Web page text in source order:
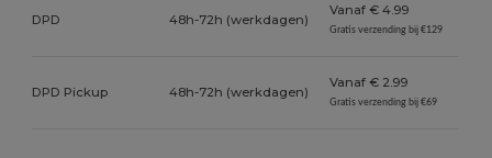
DPD 48h-72h (werkdagen)
Vanaf € 4.99
Gratis verzending bij €129
DPD Pickup 48h-72h (werkdagen)
Vanaf € 2.99
Gratis verzending bij €69